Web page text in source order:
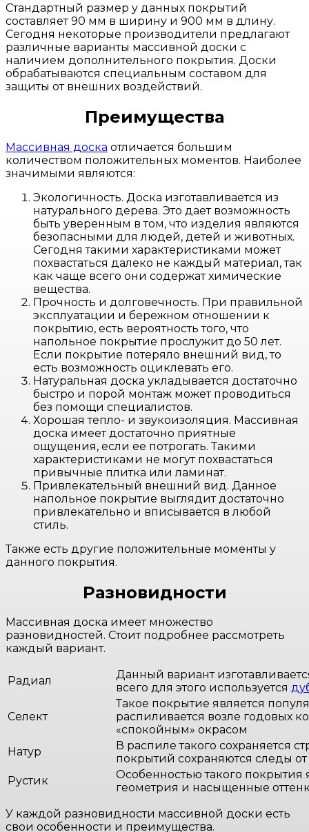
Стандартный размер у данных покрытий
составляет 90 мм в ширину и 900 мм в длину.
Сегодня некоторые производители предлагают
различные варианты массивной доски с
наличием дополнительного покрытия. Доски
обрабатываются специальным составом для
защиты от внешних воздействий.
Преимущества
Массивная доска отличается большим
количеством положительных моментов. Наиболее
значимыми являются:
Экологичность. Доска изготавливается из
натурального дерева. Это дает возможность
быть уверенным в том, что изделия являются
безопасными для людей, детей и животных.
Сегодня такими характеристиками может
похвастаться далеко не каждый материал, так
как чаще всего они содержат химические
вещества.
Прочность и долговечность. При правильной
эксплуатации и бережном отношении к
покрытию, есть вероятность того, что
напольное покрытие прослужит до 50 лет.
Если покрытие потеряло внешний вид, то
есть возможность оциклевать его.
Натуральная доска укладывается достаточно
быстро и порой монтаж может проводиться
без помощи специалистов.
Хорошая тепло- и звукоизоляция. Массивная
доска имеет достаточно приятные
ощущения, если ее потрогать. Такими
характеристиками не могут похвастаться
привычные плитка или ламинат.
Привлекательный внешний вид. Данное
напольное покрытие выглядит достаточно
привлекательно и вписывается в любой
стиль.
Также есть другие положительные моменты у
данного покрытия.
Разновидности
Массивная доска имеет множество
разновидностей. Стоит подробнее рассмотреть
каждый вариант.
Радиал
Данный вариант
всего для этого используется
Селект
Такое покрытие является
распиливается возле годовых
«спокойным» окрасом
Натур
В распиле такого сохраняется
покрытий сохраняются следы
Рустик
Особенностью такого покрытия
геометрия и насыщенные
У каждой разновидности массивной доски есть
свои особенности и преимущества.